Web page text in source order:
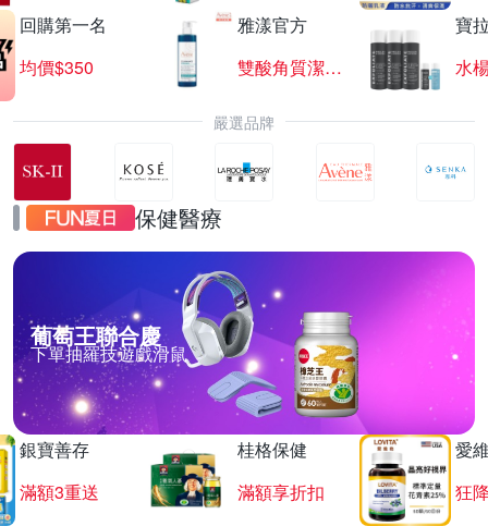
回購第一名
均價$350
雅漾官方
雙酸角質潔膚露
寶
水
嚴選品牌
保健醫療
葡萄王聯合慶
下單抽羅技遊戲滑鼠
銀寶善存
滿額3重送
桂格保健
滿額享折扣
愛
狂